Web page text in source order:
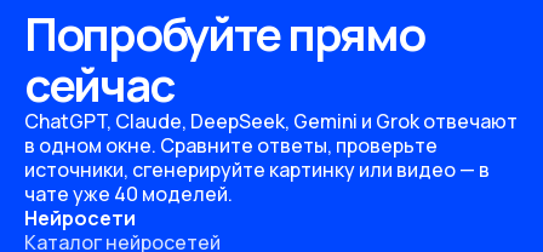
Попробуйте прямо
сейчас
ChatGPT, Claude, DeepSeek, Gemini и Grok отвечают
в одном окне. Сравните ответы, проверьте
источники, сгенерируйте картинку или видео — в
чате уже 40 моделей.
Нейросети
Каталог нейросетей